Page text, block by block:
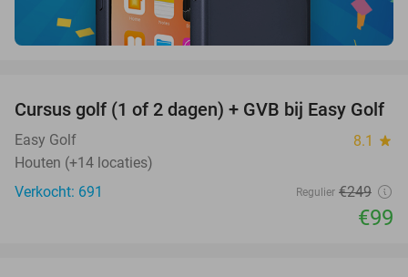
60%
Cursus golf (1 of 2 dagen) + GVB bij Easy Golf
Easy Golf 8.1 star
Houten (+14 locaties)
Verkocht: 691
Regulier €249
€99